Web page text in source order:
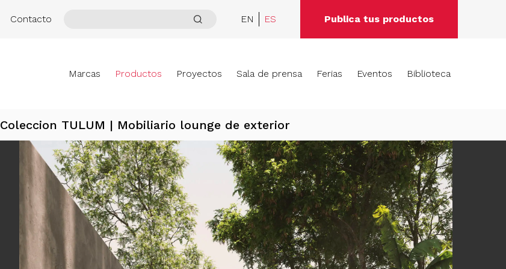
Contacto EN ES Publica tus productos
Marcas Productos Proyectos Sala de prensa Ferias Eventos Biblioteca
Coleccion TULUM | Mobiliario lounge de exterior